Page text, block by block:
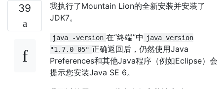
39
我执行了Mountain Lion的全新安装并安装了
JDK7。
java -version 在“终端”中 java version
"1.7.0_05" 正确返回后，仍然使用Java
Preferences和其他Java程序（例如Eclipse）会
提示您安装Java SE 6。